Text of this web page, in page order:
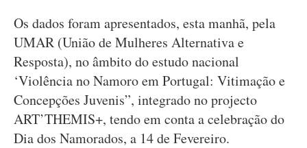
Os dados foram apresentados, esta manhã, pela
UMAR (União de Mulheres Alternativa e
Resposta), no âmbito do estudo nacional
‘Violência no Namoro em Portugal: Vitimação e
Concepções Juvenis”, integrado no projecto
ART’THEMIS+, tendo em conta a celebração do
Dia dos Namorados, a 14 de Fevereiro.